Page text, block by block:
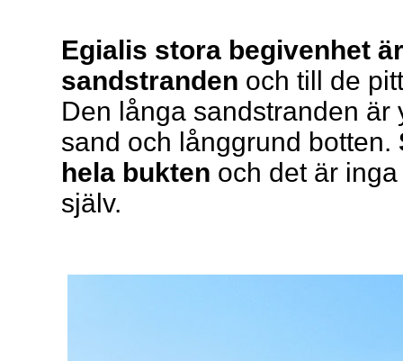
Egialis stora begivenhet
sandstranden och till de
Den långa sandstranden
sand och långgrund botten.
hela bukten och det är
själv.